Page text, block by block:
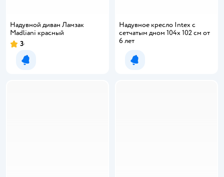
Надувной диван Ламзак
Madliani красный
Рейтинг:
3
Уведомить о появлении
Надувное кресло Intex с
сетчатым дном 104х 102 см от
6 лет
Уведомить о появлении